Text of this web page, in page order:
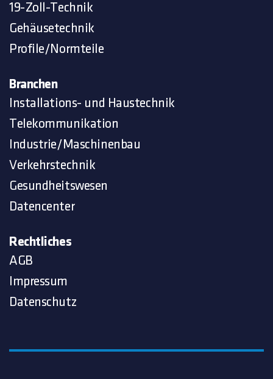
19-Zoll-Technik
Gehäusetechnik
Profile/Normteile
Branchen
Installations- und Haustechnik
Telekommunikation
Industrie/Maschinenbau
Verkehrstechnik
Gesundheitswesen
Datencenter
Rechtliches
AGB
Impressum
Datenschutz